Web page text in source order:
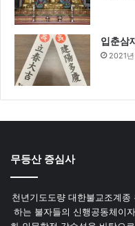
입춘삼
2021
무등산 증심사
천년기도도량 대한불교조계
하는 불자들의 신행공동체이